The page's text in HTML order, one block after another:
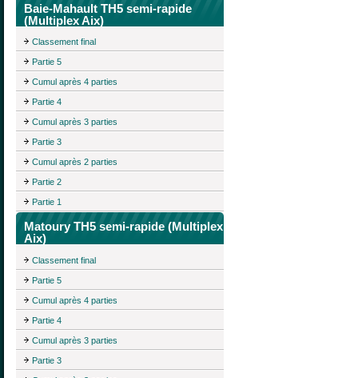
Baie-Mahault TH5 semi-rapide
(Multiplex Aix)
Classement final
Partie 5
Cumul après 4 parties
Partie 4
Cumul après 3 parties
Partie 3
Cumul après 2 parties
Partie 2
Partie 1
Matoury TH5 semi-rapide (Multiplex
Aix)
Classement final
Partie 5
Cumul après 4 parties
Partie 4
Cumul après 3 parties
Partie 3